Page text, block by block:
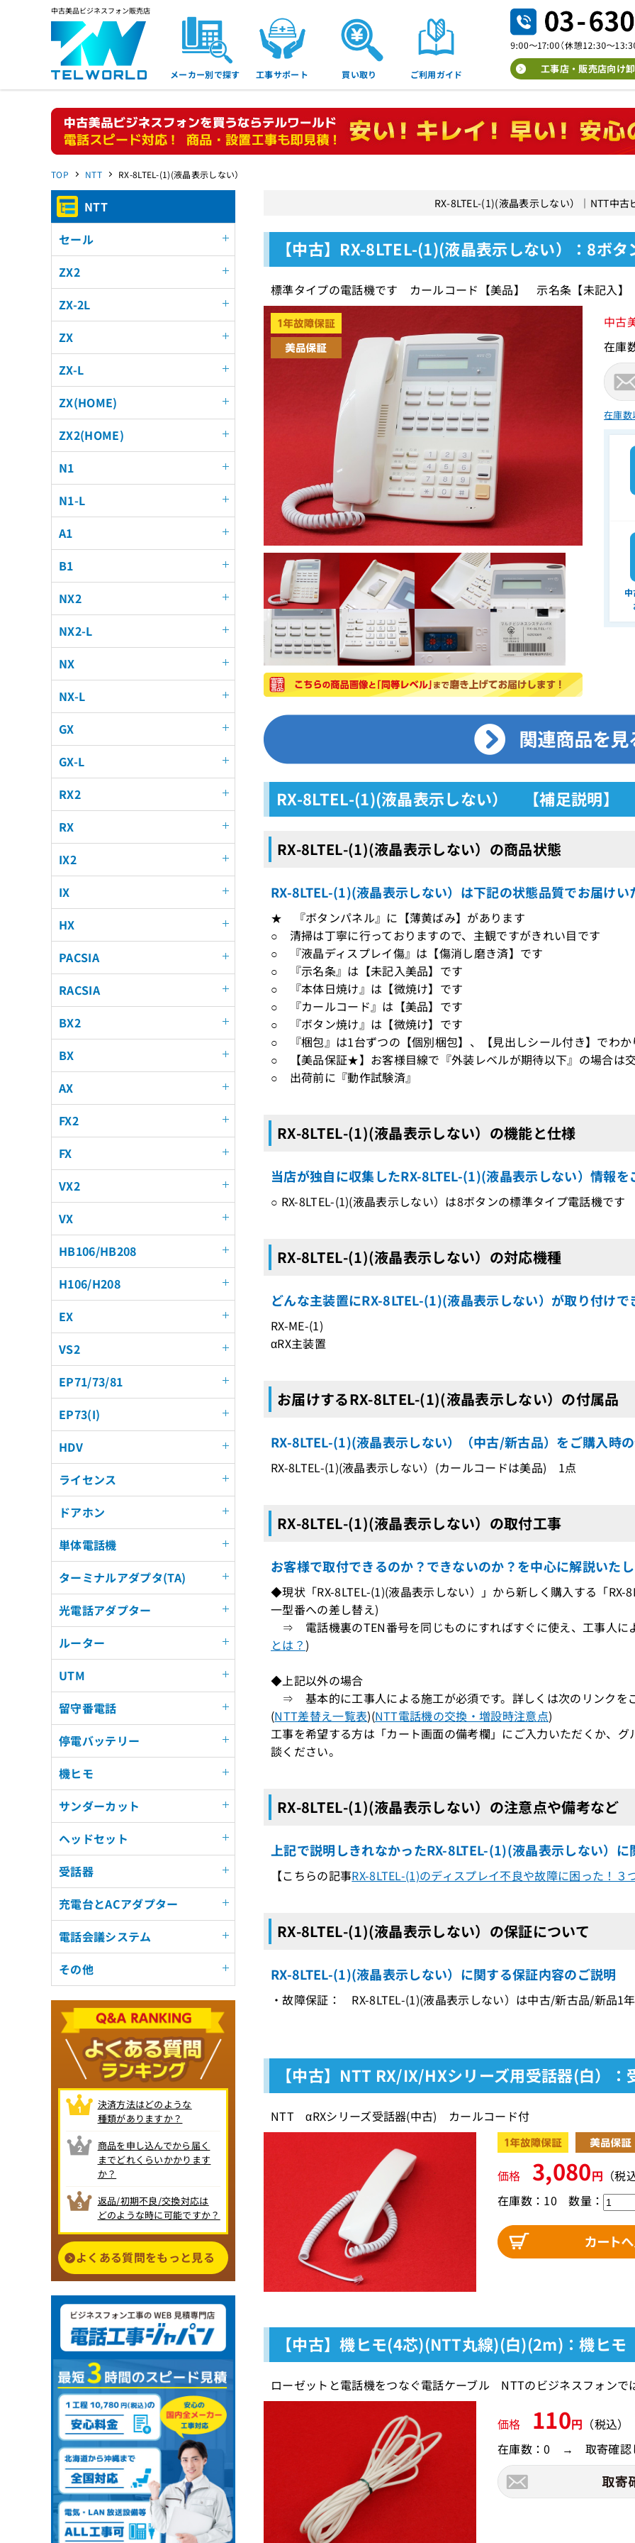
中古美品ビジネスフォン販売店
メーカー別で探す 工事サポート 買い取り ご利用ガイド 工事店・販売店向け
TOP NTT RX-8LTEL-(1)(液晶表示しない）
RX-8LTEL-(1)(液晶表示しない）｜NTT中
【中古】RX-8LTEL-(1)(液晶表示しない）：8ボ
標準タイプの電話機です カールコード【美品】 示名条【未記入】
中古
在庫
在庫数
RX-8LTEL-(1)(液晶表示しない） 【補足説明】
RX-8LTEL-(1)(液晶表示しない）の商品状態
RX-8LTEL-(1)(液晶表示しない）は下記の状態品質でお届けい
★ 『ボタンパネル』に【薄黄ばみ】があります
○ 清掃は丁寧に行っておりますので、主観ですがきれい目です
○ 『液晶ディスプレイ傷』は【傷消し磨き済】です
○ 『示名条』は【未記入美品】です
○ 『本体日焼け』は【微焼け】です
○ 『カールコード』は【美品】です
○ 『ボタン焼け』は【微焼け】です
○ 『梱包』は1台ずつの【個別梱包】、【見出しシール付き】でわか
○ 【美品保証★】お客様目線で『外装レベルが期待以下』の場合は交
○ 出荷前に『動作試験済』
RX-8LTEL-(1)(液晶表示しない）の機能と仕様
当店が独自に収集したRX-8LTEL-(1)(液晶表示しない）情報を
○ RX-8LTEL-(1)(液晶表示しない）は8ボタンの標準タイプ電話機です
RX-8LTEL-(1)(液晶表示しない）の対応機種
どんな主装置にRX-8LTEL-(1)(液晶表示しない）が取り付けで
RX-ME-(1)
αRX主装置
お届けするRX-8LTEL-(1)(液晶表示しない）の付属品
RX-8LTEL-(1)(液晶表示しない）（中古/新古品）をご購入時
RX-8LTEL-(1)(液晶表示しない）(カールコードは美品) 1点
RX-8LTEL-(1)(液晶表示しない）の取付工事
お客様で取付できるのか？できないのか？を中心に解説いた
◆現状「RX-8LTEL-(1)(液晶表示しない）」から新しく購入する「RX-
一型番への差し替え)
⇒ 電話機裏のTEN番号を同じものにすればすぐに使え、工事人に
とは？)
◆上記以外の場合
⇒ 基本的に工事人による施工が必須です。詳しくは次のリンクを
(NTT差替え一覧表)(NTT電話機の交換・増設時注意点)
工事を希望する方は「カート画面の備考欄」にご入力いただくか、グ
談ください。
RX-8LTEL-(1)(液晶表示しない）の注意点や備考など
上記で説明しきれなかったRX-8LTEL-(1)(液晶表示しない）に
【こちらの記事RX-8LTEL-(1)のディスプレイ不良や故障に困った！３
RX-8LTEL-(1)(液晶表示しない）の保証について
RX-8LTEL-(1)(液晶表示しない）に関する保証内容のご説明
・故障保証： RX-8LTEL-(1)(液晶表示しない）は中古/新古品/新品1
【中古】NTT RX/IX/HXシリーズ用受話器(白）：
NTT αRXシリーズ受話器(中古) カールコード付
価格 3,080円 （税
在庫数：10 数量：
【中古】機ヒモ(4芯)(NTT丸線)(白)(2m)：機ヒモ
ローゼットと電話機をつなぐ電話ケーブル NTTのビジネスフォンで
価格 110円 （税込）
在庫数：0 → 取寄確認
NTT
セール
ZX2
ZX-2L
ZX
ZX-L
ZX(HOME)
ZX2(HOME)
N1
N1-L
A1
B1
NX2
NX2-L
NX
NX-L
GX
GX-L
RX2
RX
IX2
IX
HX
PACSIA
RACSIA
BX2
BX
AX
FX2
FX
VX2
VX
HB106/HB208
H106/H208
EX
VS2
EP71/73/81
EP73(I)
HDV
ライセンス
ドアホン
単体電話機
ターミナルアダプタ(TA)
光電話アダプター
ルーター
UTM
留守番電話
停電バッテリー
機ヒモ
サンダーカット
ヘッドセット
受話器
充電台とACアダプター
電話会議システム
その他
決済方法はどのような
種類がありますか？
商品を申し込んでから届く
までどれくらいかかります
か？
返品/初期不良/交換対応は
どのような時に可能ですか？
よくある質問をもっと見る